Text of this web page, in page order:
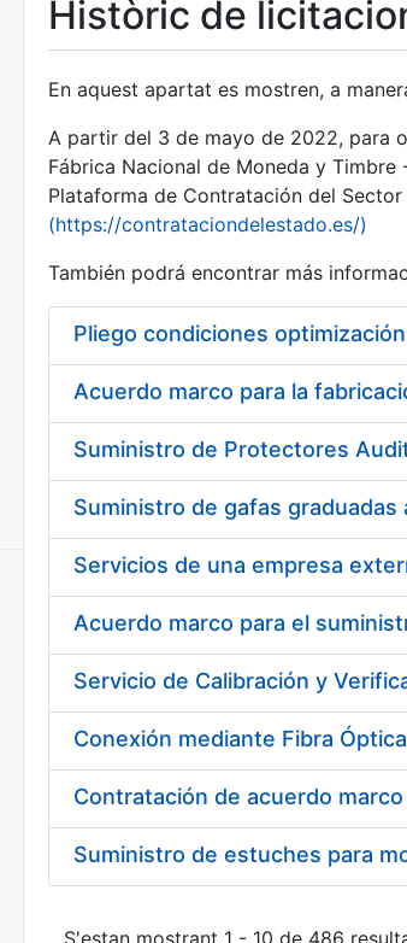
Mostra/Amaga
Mostra/Amaga
Mostra/Amaga
Històric de
En aquest apartat es mostren, a
A partir del 3 de mayo de 2022, para
Fábrica Nacional de Moneda y
Plataforma de Contratación del
(https://contrataciondelestado.es/)
También podrá encontrar más
Pliego condiciones
Acuerdo marco para la
Acuerdo marco para el
Suministro de estuches para
S'estan mostrant 1 - 10 de 486